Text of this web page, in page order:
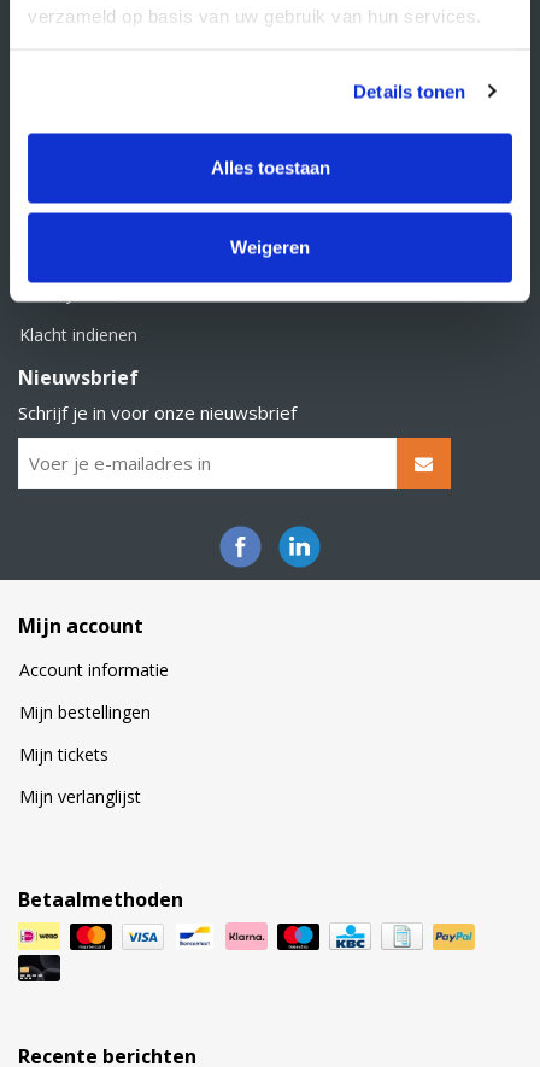
verzameld op basis van uw gebruik van hun services.
Details tonen
Alles toestaan
Weigeren
Retourbeleid
Klacht indienen
Nieuwsbrief
Schrijf je in voor onze nieuwsbrief
Mijn account
Account informatie
Mijn bestellingen
Mijn tickets
Mijn verlanglijst
Betaalmethoden
Recente berichten